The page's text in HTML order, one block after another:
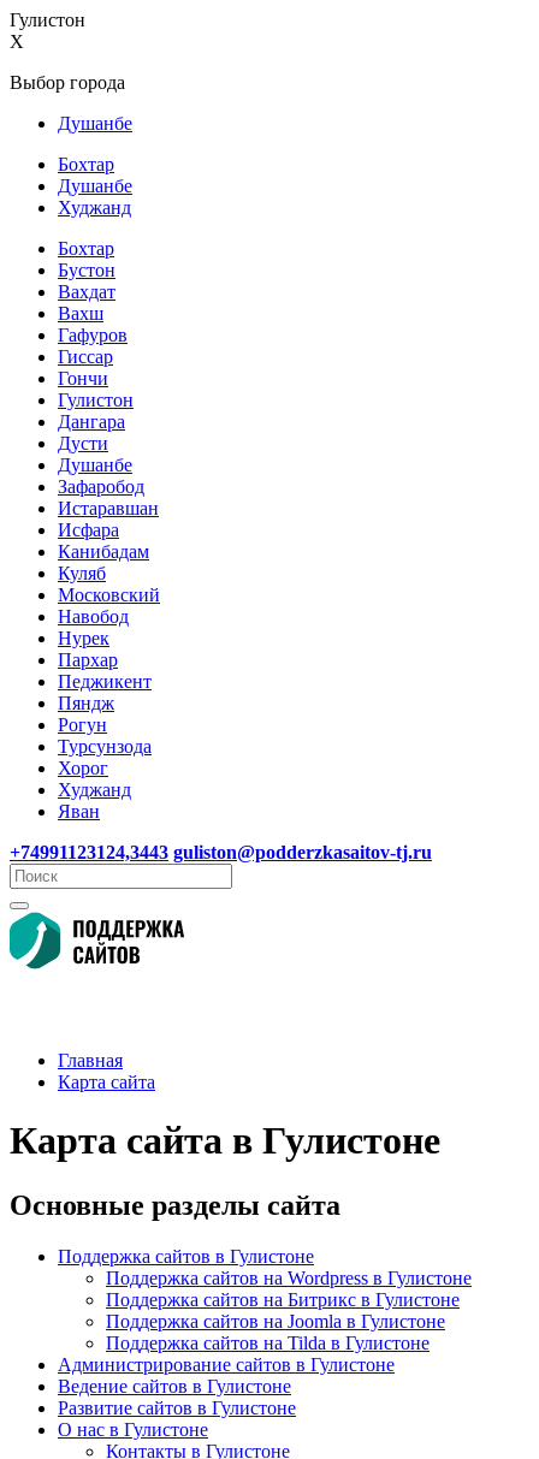
Гулистон
X
Выбор города
Душанбе
Бохтар
Душанбе
Худжанд
Бохтар
Бустон
Вахдат
Вахш
Гафуров
Гиссар
Гончи
Гулистон
Дангара
Дусти
Душанбе
Зафаробод
Истаравшан
Исфара
Канибадам
Куляб
Московский
Навобод
Нурек
Пархар
Педжикент
Пяндж
Рогун
Турсунзода
Хорог
Худжанд
Яван
+74991123124,3443 guliston@podderzkasaitov-tj.ru
Главная
Карта сайта
Карта сайта в Гулистоне
Основные разделы сайта
Поддержка сайтов в Гулистоне
Поддержка сайтов на Wordpress в Гулистоне
Поддержка сайтов на Битрикс в Гулистоне
Поддержка сайтов на Joomla в Гулистоне
Поддержка сайтов на Tilda в Гулистоне
Администрирование сайтов в Гулистоне
Ведение сайтов в Гулистоне
Развитие сайтов в Гулистоне
О нас в Гулистоне
Контакты в Гулистоне